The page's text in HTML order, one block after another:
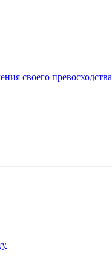
своего превосходства